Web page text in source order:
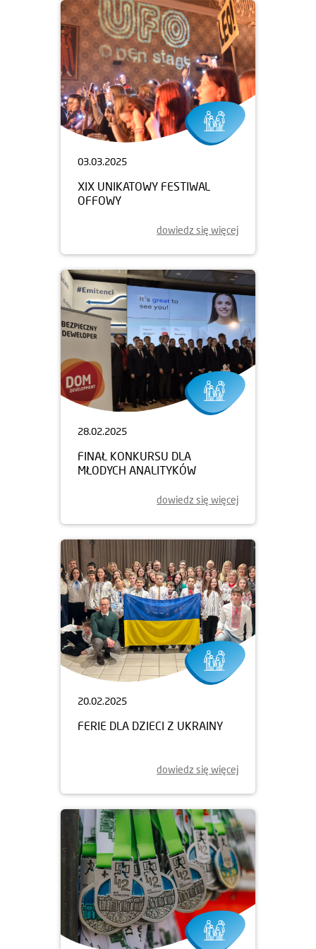
03.03.2025
XIX UNIKATOWY FESTIWAL
OFFOWY
dowiedz się więcej
28.02.2025
FINAŁ KONKURSU DLA
MŁODYCH ANALITYKÓW
dowiedz się więcej
20.02.2025
FERIE DLA DZIECI Z UKRAINY
dowiedz się więcej